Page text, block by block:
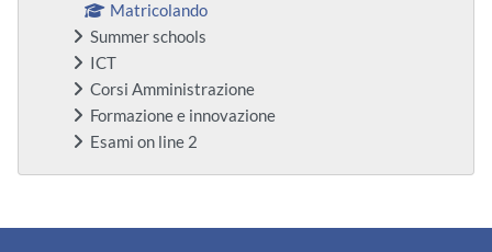
Matricolando
Summer schools
ICT
Corsi Amministrazione
Formazione e innovazione
Esami on line 2
Blocchi supplementari